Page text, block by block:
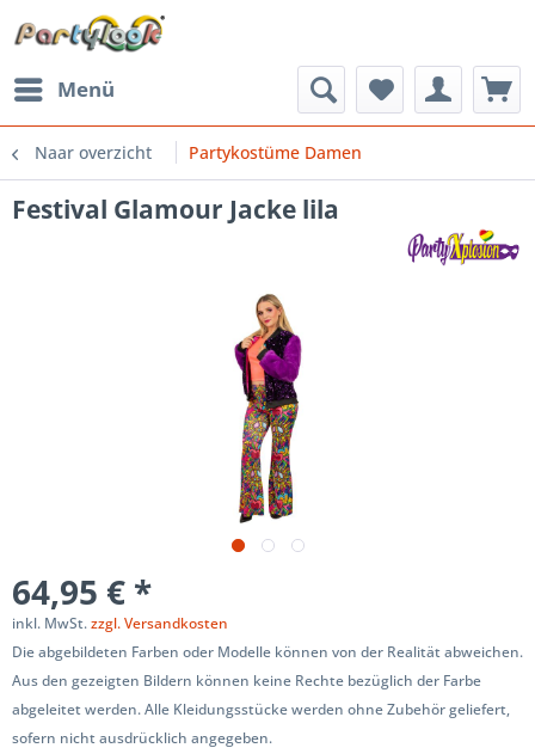
Menü
Naar overzicht Partykostüme Damen
Festival Glamour Jacke lila
64,95 € *
inkl. MwSt.zzgl. Versandkosten
Die abgebildeten Farben oder Modelle können von der Realität abweichen.
Aus den gezeigten Bildern können keine Rechte bezüglich der Farbe
abgeleitet werden. Alle Kleidungsstücke werden ohne Zubehör geliefert,
sofern nicht ausdrücklich angegeben.